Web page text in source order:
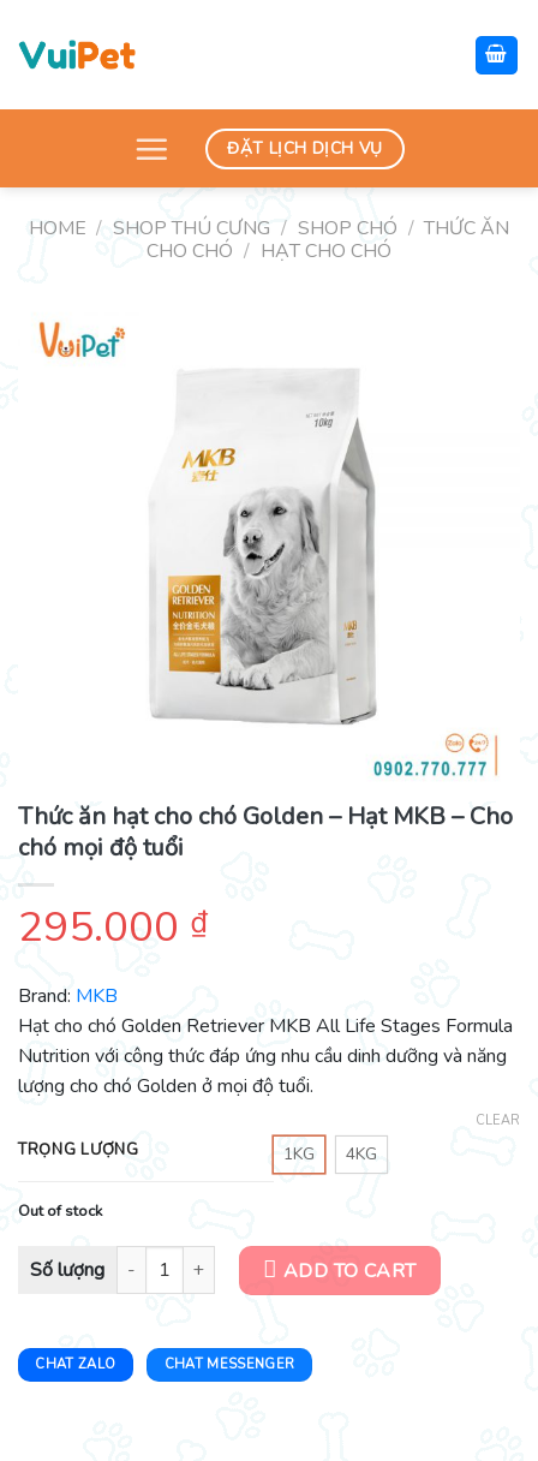
content
ĐẶT LỊCH DỊCH VỤ
HOME / SHOP THÚ CƯNG / SHOP CHÓ / THỨC ĂN
CHO CHÓ / HẠT CHO CHÓ
Thức ăn hạt cho chó Golden – Hạt MKB – Cho
chó mọi độ tuổi
295.000 ₫
Brand: MKB
Hạt cho chó Golden Retriever MKB All Life Stages Formula
Nutrition với công thức đáp ứng nhu cầu dinh dưỡng và năng
lượng cho chó Golden ở mọi độ tuổi.
TRỌNG LƯỢNG 1KG 4KG
CLEAR
Out of stock
Thức ăn hạt cho chó Golden - Hạt MKB - Cho chó mọi độ tuổi
ADD TO CART
CHAT ZALO CHAT MESSENGER